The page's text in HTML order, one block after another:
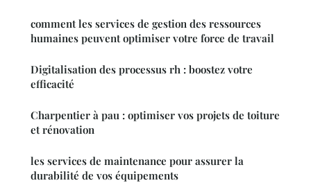
comment les services de gestion des ressources
humaines peuvent optimiser votre force de travail
Digitalisation des processus rh : boostez votre
efficacité
Charpentier à pau : optimiser vos projets de toiture
et rénovation
les services de maintenance pour assurer la
durabilité de vos équipements